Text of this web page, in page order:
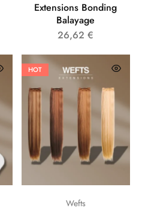
Extensions Bonding
Balayage
26,62€
HOT
Wefts